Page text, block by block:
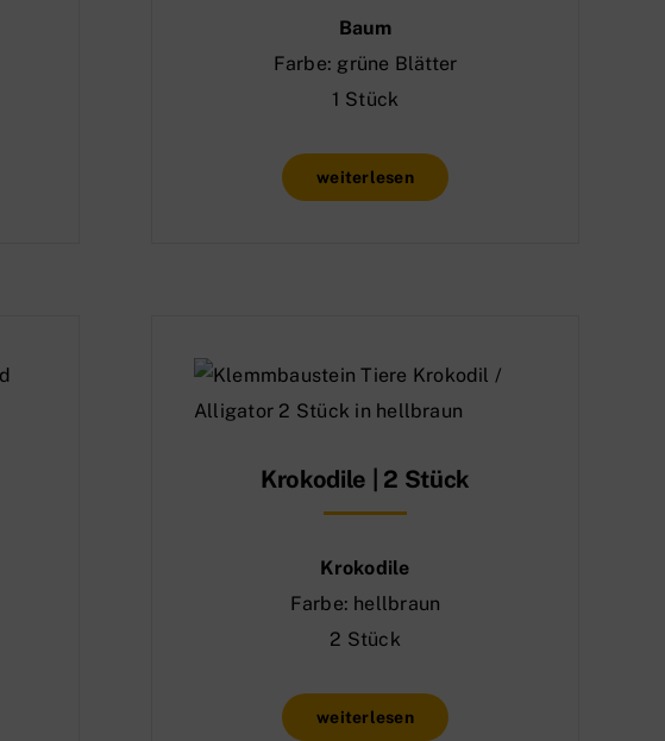
Baum
Farbe: grüne Blätter
1 Stück
weiterlesen
Krokodile | 2 Stück
Krokodile
Farbe: hellbraun
2 Stück
weiterlesen